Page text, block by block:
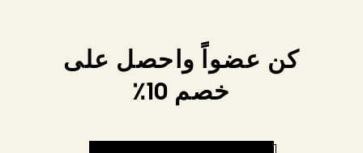
كن عضواً واحصل على
خصم 10٪